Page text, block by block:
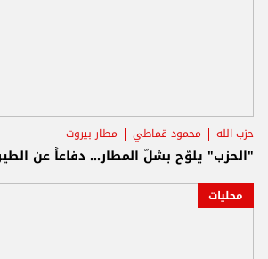
حزب الله محمود قماطي مطار بيروت
"الحزب" يلوّح بشلّ المطار... دفاعاً عن
محليات